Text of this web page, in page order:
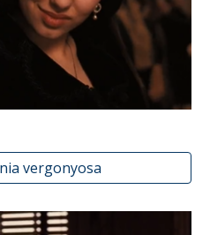
vergonyosa